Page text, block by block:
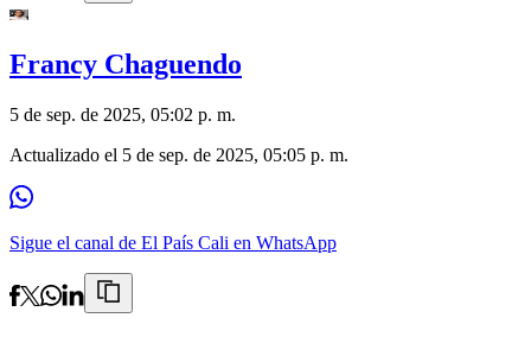
Francy Chaguendo
5 de sep. de 2025, 05:02 p. m.
Actualizado el 5 de sep. de 2025, 05:05 p. m.
Sigue el canal de El País Cali en WhatsApp